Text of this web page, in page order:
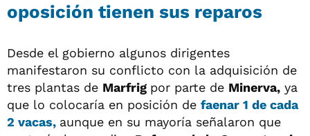
oposición tienen sus reparos
Desde el gobierno algunos dirigentes
manifestaron su conflicto con la adquisición de
tres plantas de Marfrig por parte de Minerva, ya
que lo colocaría en posición de faenar 1 de cada
2 vacas, aunque en su mayoría señalaron que